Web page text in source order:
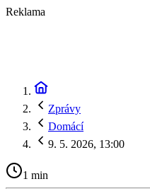
Reklama
Zprávy
Domácí
9. 5. 2026, 13:00
1 min